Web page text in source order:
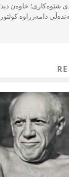
شێوەکاری؛ خاوەن
دامەزراوە